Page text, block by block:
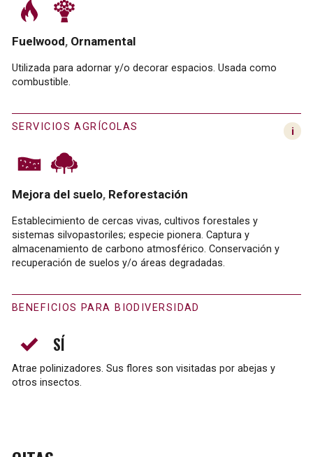
Fuelwood Ornamental
Utilizada para adornar y/o decorar espacios. Usada como
combustible.
SERVICIOS AGRÍCOLAS
Mejora del suelo Reforestación
Establecimiento de cercas vivas, cultivos forestales y
sistemas silvopastoriles; especie pionera. Captura y
almacenamiento de carbono atmosférico. Conservación y
recuperación de suelos y/o áreas degradadas.
BENEFICIOS PARA BIODIVERSIDAD
SÍ
Atrae polinizadores. Sus flores son visitadas por abejas y
otros insectos.